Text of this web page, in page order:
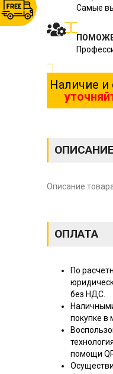
Самые
Наличие и
ОПИСАНИЕ
Описание
ОПЛАТА
По
без НДС.
покупке в
помощи